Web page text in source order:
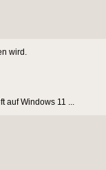
wird.
Windows 11 ...